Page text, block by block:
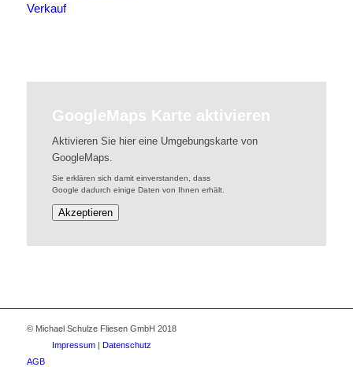
Verkauf
GoogleMaps Karte aktivieren
Aktivieren Sie hier eine Umgebungskarte von
GoogleMaps.
Sie erklären sich damit einverstanden, dass
Google dadurch einige Daten von Ihnen erhält.
Akzeptieren
© Michael Schulze Fliesen GmbH 2018
Impressum| Datenschutz
AGB